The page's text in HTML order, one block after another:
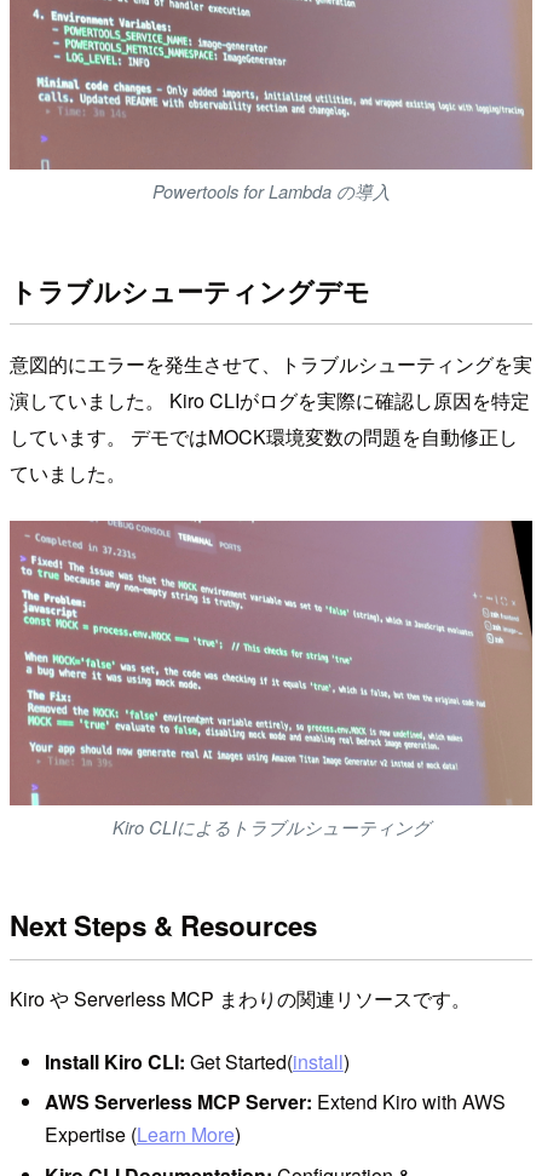
Powertools for Lambda の導入
トラブルシューティングデモ
意図的にエラーを発生させて、トラブルシューティングを実
演していました。 Kiro CLIがログを実際に確認し原因を特定
しています。 デモではMOCK環境変数の問題を自動修正し
ていました。
Kiro CLIによるトラブルシューティング
Next Steps & Resources
Kiro や Serverless MCP まわりの関連リソースです。
Install Kiro CLI: Get Started(install)
AWS Serverless MCP Server: Extend Kiro with AWS
Expertise (Learn More)